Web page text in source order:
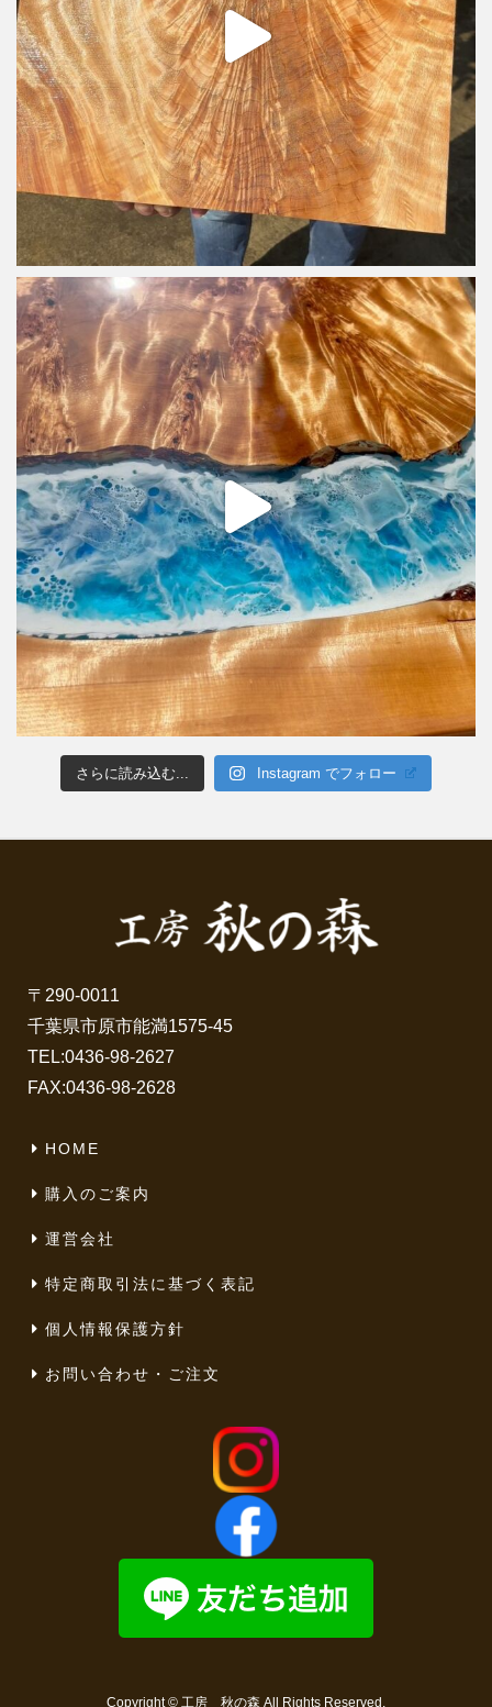
さらに読み込む... Instagram でフォロー
〒290-0011
千葉県市原市能満1575-45
TEL:0436-98-2627
FAX:0436-98-2628
HOME
購入のご案内
運営会社
特定商取引法に基づく表記
個人情報保護方針
お問い合わせ・ご注文
Copyright © 工房 秋の森 All Rights Reserved.